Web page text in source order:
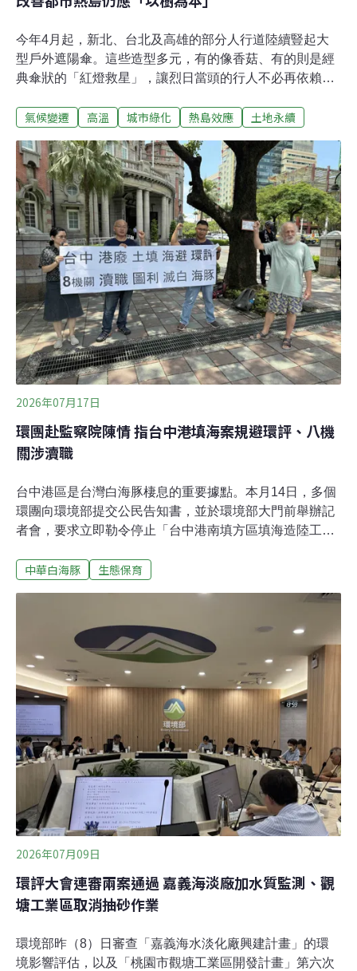
今年4月起，新北、台北及高雄的部分人行道陸續豎起大
型戶外遮陽傘。這些造型多元，有的像香菇、有的則是經
典傘狀的「紅燈救星」，讓烈日當頭的行人不必再依賴電
變，長期規劃仍應「以樹為本」，增加城市綠蔭。而上週
能遮蔽日曬、減少熱輻射就是好傘因應氣候調適，新北、
台北及高雄三個直轄市陸續效法韓國經驗，試辦戶外遮陽
傘，為停等紅燈的民眾提供遮蔭處。新北市今年4月率先
在板橋縣民大道與新站路、新府路口，架設自動化人行道
遮陽傘。當氣溫升高、日照強烈時就會展開；夜間或遇強
風時則會自動收合。台北市採取人流導向策略，優先鎖定
人潮密集的捷運西門站，設置紅色智慧遮陽傘；另在日照
時間長、商務通勤需求高的南京東路與敦化北路口，設置
造型簡潔的屋頂型遮陽傘。
氣候變遷 高溫 城市綠化 熱島效應 土地永續
2026年07月17日
環團赴監察院陳情 指台中港填海案規避環評、八機
關涉瀆職
台中港區是台灣白海豚棲息的重要據點。本月14日，多個
環團向環境部提交公民告知書，並於環境部大門前舉辦記
者會，要求立即勒令停止「台中港南填方區填海造陸工
環評範圍；但環保團體認為，實際施工區域為開放海域，
（16）日環團更前進監察院陳情，舉發交通部、環境部、
海委會等一共八個機關涉嫌瀆職。環團指控，台中港務分
公司涉嫌違反《環評法》與《野保法》，在未取得目的事
業主管機關許可的情況下，自訂內規大開後門，預計本月
25日起放行營建廢土填海，形同「球員兼裁判」。白海豚
棲地與填海造陸工程重疊 環團籲即刻停工進行環評俗稱
「媽祖魚」的台灣白海豚，是台灣唯一定棲於本土近海的
一級保育類鯨豚，而台中港區正是牠們賴以生存的重要棲
地。荒野保護協會副理事長陳憲政表示，「台灣白海豚消
失不只是單一物種的悲劇，也將衝擊台灣整體近海的生
中華白海豚 生態保育
2026年07月09日
環評大會連審兩案通過 嘉義海淡廠加水質監測、觀
塘工業區取消抽砂作業
環境部昨（8）日審查「嘉義海水淡化廠興建計畫」的環
境影響評估，以及「桃園市觀塘工業區開發計畫」第六次